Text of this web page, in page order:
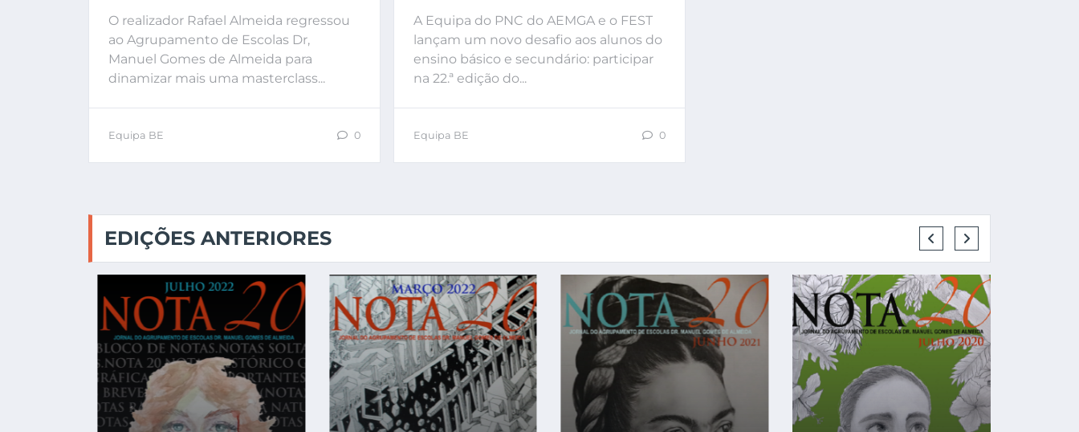
O realizador Rafael Almeida regressou
ao Agrupamento de Escolas Dr,
Manuel Gomes de Almeida para
dinamizar mais uma masterclass...
Equipa BE 0
A Equipa do PNC do AEMGA e o FEST
lançam um novo desafio aos alunos do
ensino básico e secundário: participar
na 22.ª edição do...
Equipa BE 0
EDIÇÕES ANTERIORES